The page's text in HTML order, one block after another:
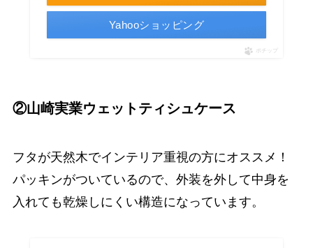
Yahooショッピング
ポチップ
②山崎実業ウェットティシュケース
フタが天然木でインテリア重視の方にオススメ！
パッキンがついているので、外装を外して中身を
入れても乾燥しにくい構造になっています。